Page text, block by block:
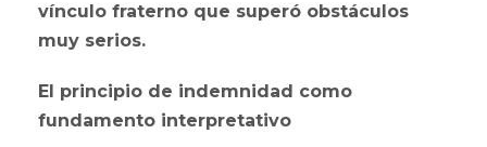
vínculo fraterno que superó obstáculos
muy serios.
El principio de indemnidad como
fundamento interpretativo